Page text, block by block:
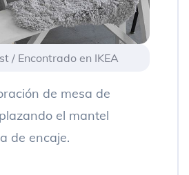
/ Encontrado en IKEA
de mesa de
el mantel
de encaje.